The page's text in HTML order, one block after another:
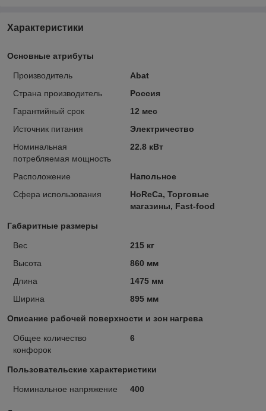
Характеристики
Основные атрибуты
Производитель
Abat
Страна производитель
Россия
Гарантийный срок
12 мес
Источник питания
Электричество
Номинальная
потребляемая мощность
22.8 кВт
Расположение
Напольное
Сфера использования
HoReCa, Торговые
магазины, Fast-food
Габаритные размеры
Вес
215 кг
Высота
860 мм
Длина
1475 мм
Ширина
895 мм
Описание рабочей поверхности и зон нагрева
Общее количество
конфорок
6
Пользовательские характеристики
Номинальное напряжение 400